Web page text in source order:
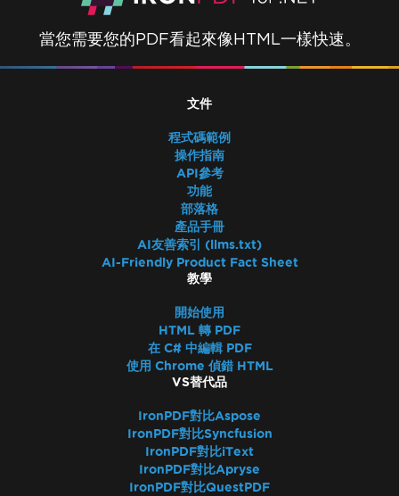
當您需要您的PDF看起來像HTML一樣快速。
文件
程式碼範例
操作指南
API參考
功能
部落格
產品手冊
AI友善索引 (llms.txt)
AI-Friendly Product Fact Sheet
教學
開始使用
HTML 轉 PDF
在 C# 中編輯 PDF
使用 Chrome 偵錯 HTML
VS替代品
IronPDF對比Aspose
IronPDF對比Syncfusion
IronPDF對比iText
IronPDF對比Apryse
IronPDF對比QuestPDF